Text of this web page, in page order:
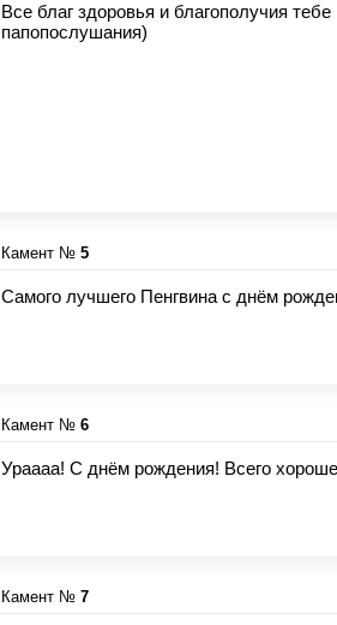
Все благ здоровья и благополучия
папопослушания)
Камент №5
Самого лучшего Пенгвина с днём
Камент №6
Ураааа! С днём рождения! Всего
Камент №7